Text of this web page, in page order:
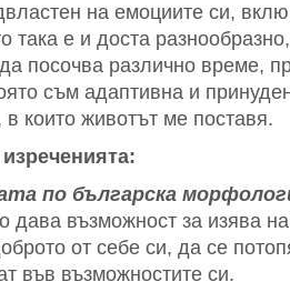
на емоциите си,
така е и доста
посочва различно време,
съм адаптивна и
които животът ме поставя.
по българска
дава възможност за изява
от себе си, да се
във възможностите си.